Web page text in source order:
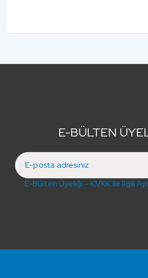
E-BÜLTEN
E-Bülten Üyeliği – KVKK ile İlgili